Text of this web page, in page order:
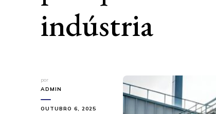
indústria
por
ADMIN
OUTUBRO 6, 2025